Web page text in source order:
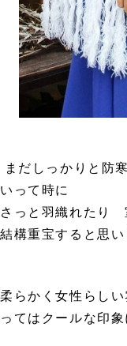
まだしっかりと防
いって時に
さっと羽織れたり
結構重宝すると思い
柔らかく女性らし
ってはクールな印